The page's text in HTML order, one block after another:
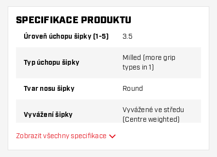
Red Dragon Marlin Venom 90% - Šipky Soft sada
šipek obsahuje:3ks Šipek, 3ks Letky a 3ks Násadky
v sadě.
SPECIFIKACE PRODUKTU
Úroveň úchopu šipky (1-5) 3.5
Typ úchopu šipky
Milled (more grip
types in 1)
Tvar nosu šipky Round
Vyvážení šipky
Vyvážené ve středu
(Centre weighted)
Materiál šipky
Zobrazit všechny specifikace